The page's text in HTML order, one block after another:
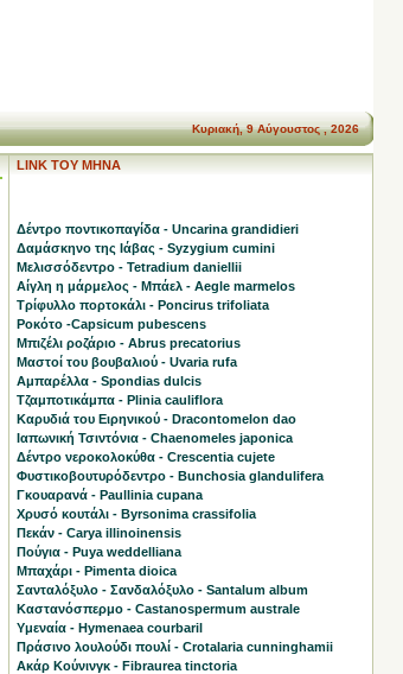
Κυριακή, 9 Αύγουστος , 2026
LINK ΤΟΥ ΜΗΝΑ
Δέντρο ποντικοπαγίδα - Uncarina grandidieri
Δαμάσκηνο της Ιάβας - Syzygium cumini
Μελισσόδεντρο - Tetradium daniellii
Αίγλη η μάρμελος - Μπάελ - Aegle marmelos
Τρίφυλλο πορτοκάλι - Poncirus trifoliata
Ροκότο -Capsicum pubescens
Μπιζέλι ροζάριο - Abrus precatorius
Μαστοί του βουβαλιού - Uvaria rufa
Αμπαρέλλα - Spondias dulcis
Τζαμποτικάμπα - Plinia cauliflora
Καρυδιά του Ειρηνικού - Dracontomelon dao
Ιαπωνική Τσιντόνια - Chaenomeles japonica
Δέντρο νεροκολοκύθα - Crescentia cujete
Φυστικοβουτυρόδεντρο - Bunchosia glandulifera
Γκουαρανά - Paullinia cupana
Χρυσό κουτάλι - Byrsonima crassifolia
Πεκάν - Carya illinoinensis
Πούγια - Puya weddelliana
Μπαχάρι - Pimenta dioica
Σανταλόξυλο - Σανδαλόξυλο - Santalum album
Καστανόσπερμο - Castanospermum australe
Υμεναία - Hymenaea courbaril
Πράσινο λουλούδι πουλί - Crotalaria cunninghamii
Ακάρ Κούνινγκ - Fibraurea tinctoria